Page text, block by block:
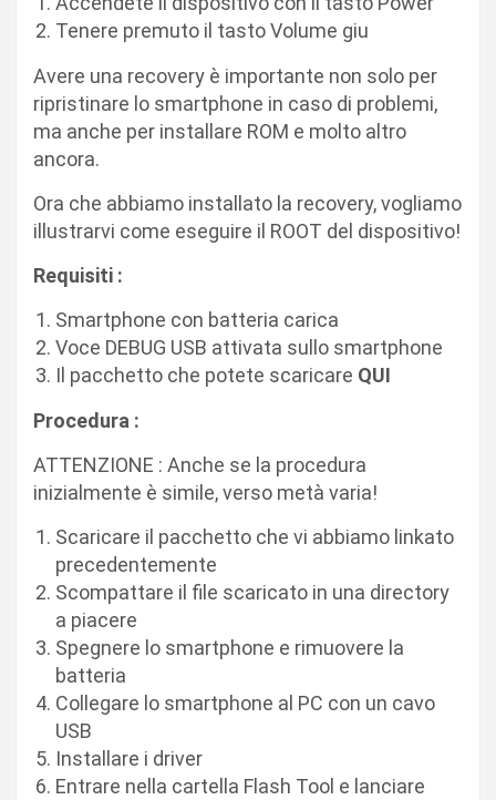
Tenere premuto il tasto Volume giu
Avere una recovery è importante non solo per
ripristinare lo smartphone in caso di problemi,
ma anche per installare ROM e molto altro
ancora.
Ora che abbiamo installato la recovery, vogliamo
illustrarvi come eseguire il ROOT del dispositivo!
Requisiti :
Smartphone con batteria carica
Voce DEBUG USB attivata sullo smartphone
Il pacchetto che potete scaricare QUI
Procedura :
ATTENZIONE : Anche se la procedura
inizialmente è simile, verso metà varia!
Scaricare il pacchetto che vi abbiamo linkato
precedentemente
Scompattare il file scaricato in una directory
a piacere
Spegnere lo smartphone e rimuovere la
batteria
Collegare lo smartphone al PC con un cavo
USB
Installare i driver
Entrare nella cartella Flash Tool e lanciare